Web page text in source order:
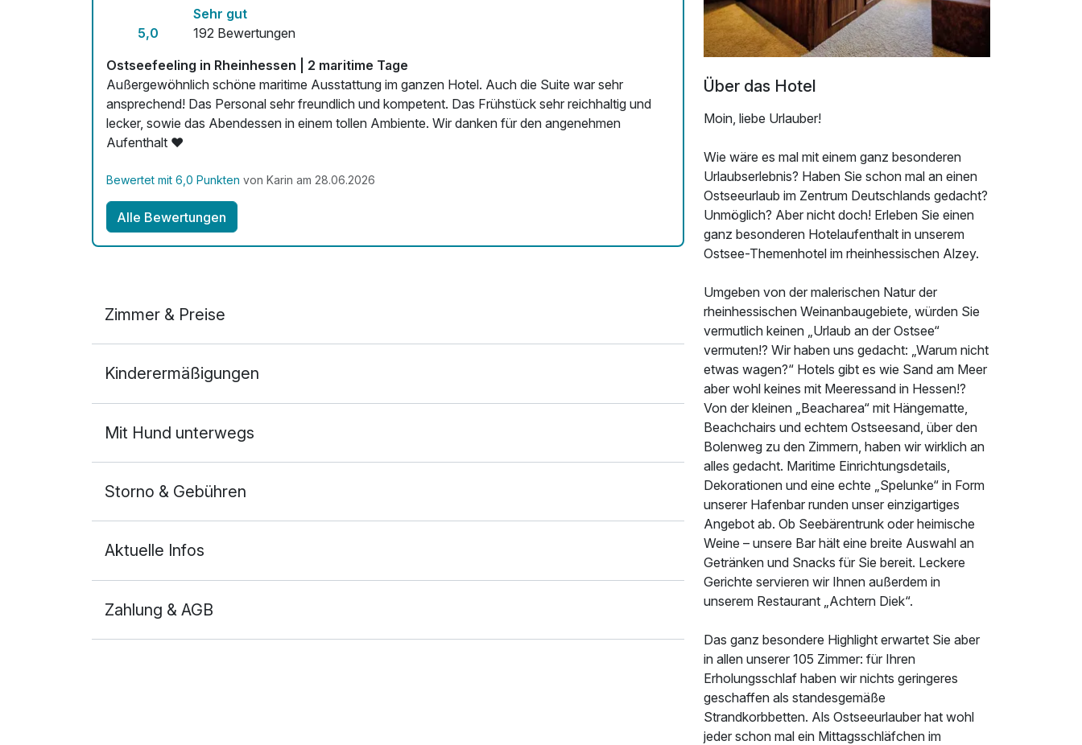
5,0
Sehr gut
192 Bewertungen
Ostseefeeling in Rheinhessen | 2 maritime Tage
Außergewöhnlich schöne maritime Ausstattung im ganzen Hotel. Auch die Suite war sehr
ansprechend! Das Personal sehr freundlich und kompetent. Das Frühstück sehr reichhaltig und
lecker, sowie das Abendessen in einem tollen Ambiente. Wir danken für den angenehmen
Aufenthalt ❤️
Bewertet mit 6,0 Punkten von Karin am 28.06.2026
Alle Bewertungen
Zimmer & Preise
2 Erwachsene
Kinderermäßigungen
Mit Hund unterwegs
Storno & Gebühren
Aktuelle Infos
Zahlung & AGB
Über das Hotel
Moin, liebe Urlauber!
Wie wäre es mal mit einem ganz besonderen
Urlaubserlebnis? Haben Sie schon mal an einen
Ostseeurlaub im Zentrum Deutschlands gedacht?
Unmöglich? Aber nicht doch! Erleben Sie einen
ganz besonderen Hotelaufenthalt in unserem
Ostsee-Themenhotel im rheinhessischen Alzey.
Umgeben von der malerischen Natur der
rheinhessischen Weinanbaugebiete, würden Sie
vermutlich keinen „Urlaub an der Ostsee“
vermuten!? Wir haben uns gedacht: „Warum nicht
etwas wagen?“ Hotels gibt es wie Sand am Meer
aber wohl keines mit Meeressand in Hessen!?
Von der kleinen „Beacharea“ mit Hängematte,
Beachchairs und echtem Ostseesand, über den
Bolenweg zu den Zimmern, haben wir wirklich an
alles gedacht. Maritime Einrichtungsdetails,
Dekorationen und eine echte „Spelunke“ in Form
unserer Hafenbar runden unser einzigartiges
Angebot ab. Ob Seebärentrunk oder heimische
Weine – unsere Bar hält eine breite Auswahl an
Getränken und Snacks für Sie bereit. Leckere
Gerichte servieren wir Ihnen außerdem in
unserem Restaurant „Achtern Diek“.
Das ganz besondere Highlight erwartet Sie aber
in allen unserer 105 Zimmer: für Ihren
Erholungsschlaf haben wir nichts geringeres
geschaffen als standesgemäße
Strandkorbbetten. Als Ostseeurlauber hat wohl
jeder schon mal ein Mittagsschläfchen im